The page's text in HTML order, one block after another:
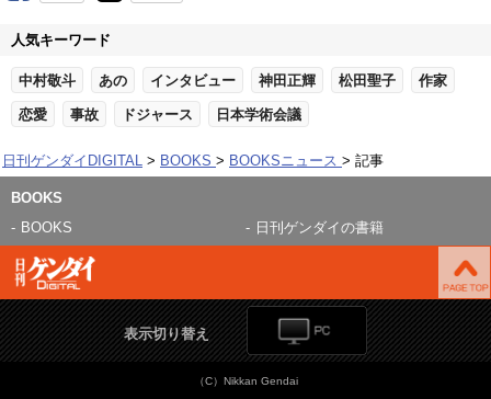
人気キーワード
中村敬斗 あの インタビュー 神田正輝 松田聖子 作家
恋愛 事故 ドジャース 日本学術会議
日刊ゲンダイDIGITAL BOOKS BOOKSニュース 記事
BOOKS
BOOKS
日刊ゲンダイの書籍
表示切り替え
（C）Nikkan Gendai